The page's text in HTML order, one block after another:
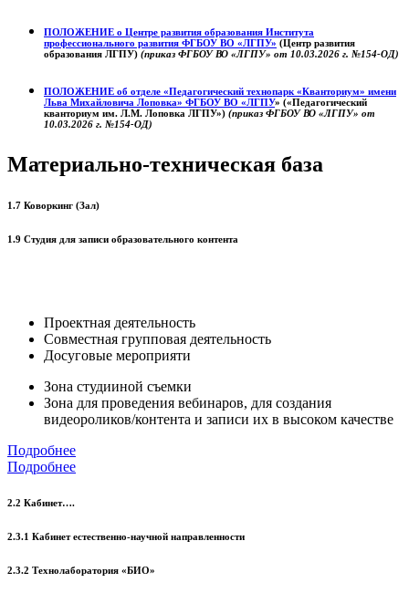
ПОЛОЖЕНИЕ о Центре развития образования Института
профессионального развития ФГБОУ ВО «ЛГПУ» (Центр развития
образования ЛГПУ) (приказ ФГБОУ ВО «ЛГПУ» от 10.03.2026 г. №154-ОД)
ПОЛОЖЕНИЕ об отделе «Педагогический технопарк «Кванториум» имени
Льва Михайловича Лоповка» ФГБОУ ВО «ЛГПУ» («Педагогический
кванториум им. Л.М. Лоповка ЛГПУ») (приказ ФГБОУ ВО «ЛГПУ» от
10.03.2026 г. №154-ОД)
Материально-техническая база
1.7 Коворкинг (Зал)
1.9 Студия для записи образовательного контента
Проектная деятельность
Совместная групповая деятельность
Досуговые мероприяти
Зона студииной съемки
Зона для проведения вебинаров, для создания
видеороликов/контента и записи их в высоком качестве
Подробнее
Подробнее
2.2 Кабинет….
2.3.1 Кабинет естественно-научной направленности
2.3.2 Технолаборатория «БИО»